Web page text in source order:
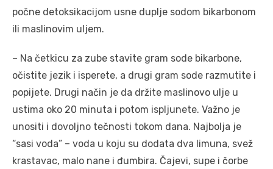
počne detoksikacijom usne duplje sodom bikarbonom
ili maslinovim uljem.
– Na četkicu za zube stavite gram sode bikarbone,
očistite jezik i isperete, a drugi gram sode razmutite i
popijete. Drugi način je da držite maslinovo ulje u
ustima oko 20 minuta i potom ispljunete. Važno je
unositi i dovoljno tečnosti tokom dana. Najbolja je
“sasi voda” – voda u koju su dodata dva limuna, svež
krastavac, malo nane i đumbira. Čajevi, supe i čorbe